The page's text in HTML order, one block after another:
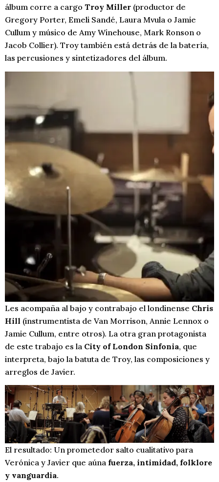
álbum corre a cargo Troy Miller (productor de
Gregory Porter, Emeli Sandé, Laura Mvula o Jamie
Cullum y músico de Amy Winehouse, Mark Ronson o
Jacob Collier). Troy también está detrás de la batería,
las percusiones y sintetizadores del álbum.
Les acompaña al bajo y contrabajo el londinense Chris
Hill (instrumentista de Van Morrison, Annie Lennox o
Jamie Cullum, entre otros). La otra gran protagonista
de este trabajo es la City of London Sinfonia, que
interpreta, bajo la batuta de Troy, las composiciones y
arreglos de Javier.
El resultado: Un prometedor salto cualitativo para
Verónica y Javier que aúna fuerza, intimidad, folklore
y vanguardia.